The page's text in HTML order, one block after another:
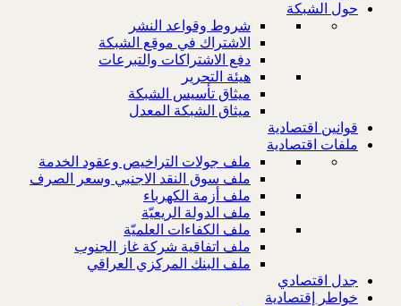
حول الشبكة
شروط وقواعد النشر
الاشتراك في موقع الشبكة
دفع الاشتراكات والتبرعات
هيئة التحرير
ميثاق تأسيس الشبكة
ميثاق الشبكة المعدل
قوانين اقتصادية
ملفات اقتصادية
ملف جولات التراخيص وعقود الخدمة
ملف سوق النقد الاجنبي وسعر الصرف
ملف أزمة الكهرباء
ملف الدولة الريعيّة
ملف الكفاءات العلميّة
ملف اتفاقية شركة غاز الجنوب
ملف البنك المركزي العراقي
جدل اقتصادي
خواطر إقتصادية